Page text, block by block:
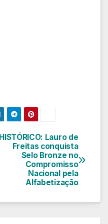
HISTÓRICO: Lauro de
Freitas conquista
Selo Bronze no
Compromisso
Nacional pela
Alfabetização